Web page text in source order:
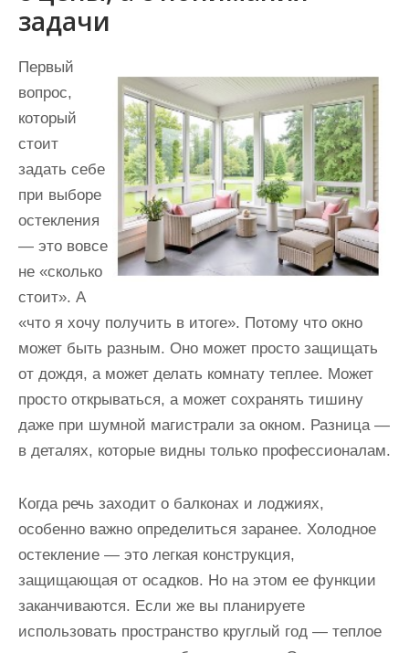
задачи
Первый
вопрос,
который
стоит
задать себе
при выборе
остекления
— это вовсе
не «сколько
стоит». А
«что я хочу получить в итоге». Потому что окно
может быть разным. Оно может просто защищать
от дождя, а может делать комнату теплее. Может
просто открываться, а может сохранять тишину
даже при шумной магистрали за окном. Разница —
в деталях, которые видны только профессионалам.
Когда речь заходит о балконах и лоджиях,
особенно важно определиться заранее. Холодное
остекление — это легкая конструкция,
защищающая от осадков. Но на этом ее функции
заканчиваются. Если же вы планируете
использовать пространство круглый год — теплое